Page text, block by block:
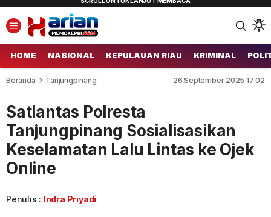
HOME NASIONAL KEPULAUAN RIAU KRIMINAL
Beranda Tanjungpinang 26 September 2025 17:02
Satlantas Polresta
Tanjungpinang Sosialisasikan
Keselamatan Lalu Lintas ke Ojek
Online
Penulis : Indra Priyadi